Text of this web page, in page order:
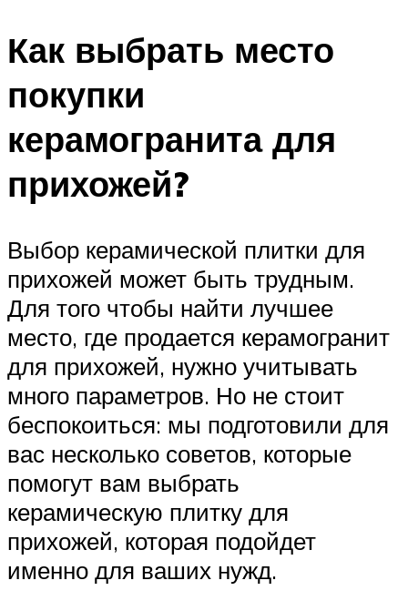
Как выбрать место
покупки
керамогранита для
прихожей?
Выбор керамической плитки для
прихожей может быть трудным.
Для того чтобы найти лучшее
место, где продается керамогранит
для прихожей, нужно учитывать
много параметров. Но не стоит
беспокоиться: мы подготовили для
вас несколько советов, которые
помогут вам выбрать
керамическую плитку для
прихожей, которая подойдет
именно для ваших нужд.